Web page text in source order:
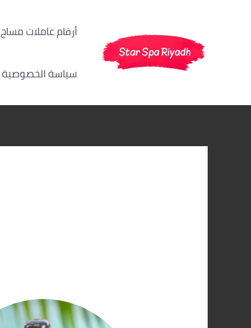
أرقام عاملات مساج 24 ساعة الرياض
سياسة الخصوصية